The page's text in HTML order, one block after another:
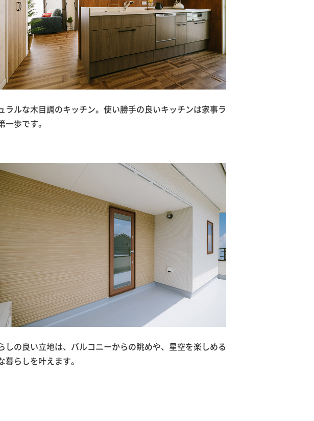
ラルな木目調のキッチン。使い勝手の良いキッチンは家事ラ
一歩です。
しの良い立地は、バルコニーからの眺めや、星空を楽しめる
暮らしを叶えます。